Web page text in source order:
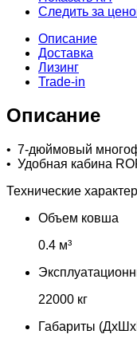
Следить за
Описание
Доставка
Лизинг
Trade-in
Описание
• 7-дюймовый
• Удобная кабина
Технические
Объем ковша
0.4 м³
22000 кг
Габариты